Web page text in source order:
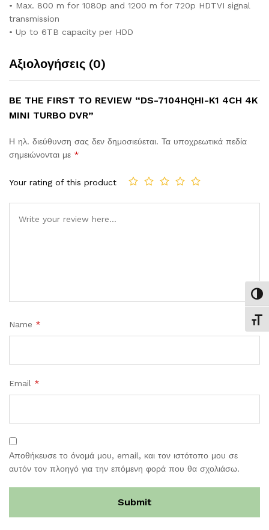
• Max. 800 m for 1080p and 1200 m for 720p HDTVI signal
transmission
• Up to 6TB capacity per HDD
Αξιολογήσεις (0)
BE THE FIRST TO REVIEW “DS-7104HQHI-K1 4CH 4K
MINI TURBO DVR”
Η ηλ. διεύθυνση σας δεν δημοσιεύεται. Τα υποχρεωτικά πεδία
σημειώνονται με *
Your rating of this product
Name *
Email *
Αποθήκευσε το όνομά μου, email, και τον ιστότοπο μου σε
αυτόν τον πλοηγό για την επόμενη φορά που θα σχολιάσω.